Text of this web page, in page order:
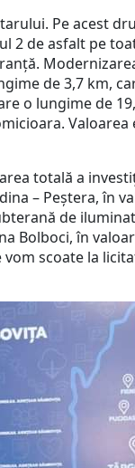
Pe acest
2 de asfalt pe
de 3,7 km,
o lungime de
totală a
– Peștera, în
de
Bolboci, în
scoate la